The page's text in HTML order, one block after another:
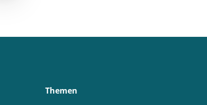
Themen